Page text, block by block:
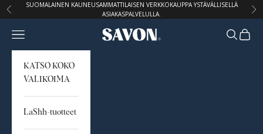
Siirry sisältöön
Edellinen
SUOMALAINEN KAUNEUSAMMATTILAISEN VERKKOKAUPPA YSTÄVÄLLISELLÄ
ASIAKASPALVELULLA.
STUDIO SAVON
Avaa navigointivalikko AvaaAvaa
KATSO KOKO
VALIKOIMA
LaShh-tuotteet